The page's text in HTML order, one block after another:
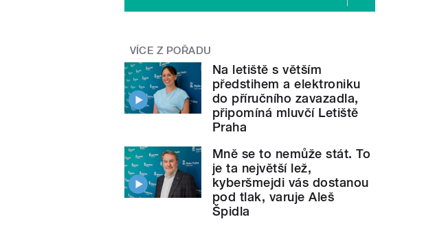
VÍCE Z POŘADU
Na letiště s větším
předstihem a elektroniku
do příručního zavazadla,
připomíná mluvčí Letiště
Praha
Mně se to nemůže stát. To
je ta největší lež,
kyberšmejdi vás dostanou
pod tlak, varuje Aleš
Špidla